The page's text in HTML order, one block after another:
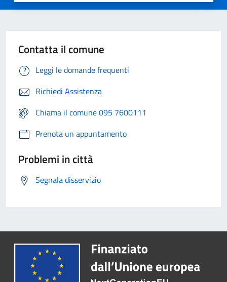
Contatta il comune
Leggi le domande frequenti
Richiedi Assistenza
Chiama il comune 095 7600111
Prenota un appuntamento
Problemi in città
Segnala disservizio